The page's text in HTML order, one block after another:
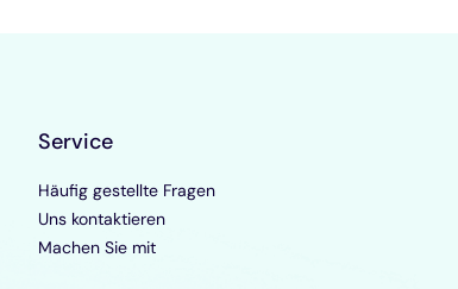
Service
Häufig gestellte Fragen
Uns kontaktieren
Machen Sie mit